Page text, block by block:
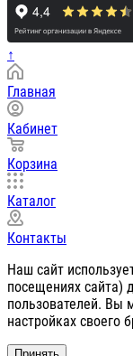
↑
Главная
Кабинет
Корзина
Каталог
Контакты
Наш сайт
посещениях сайта)
пользователей. Вы
настройках своего